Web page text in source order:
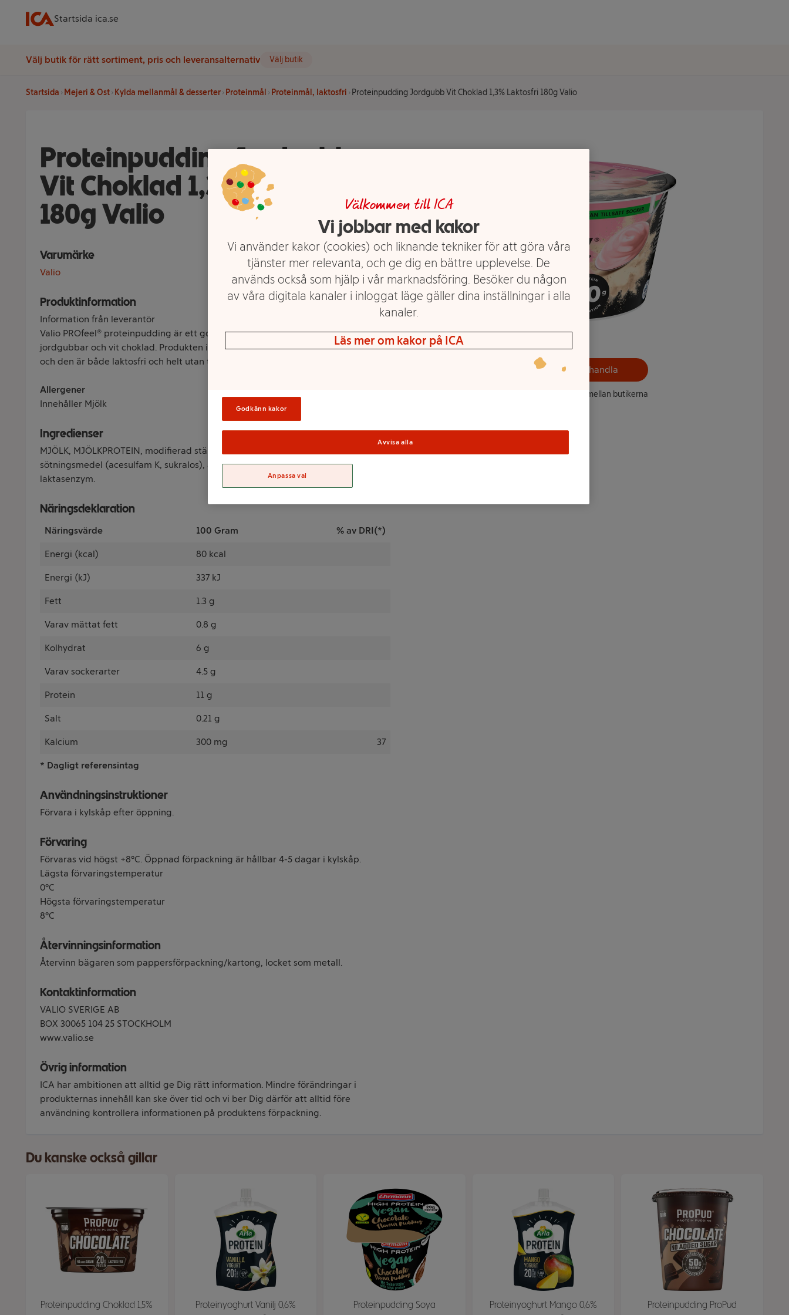
Startsida ica.se
Välj butik för rätt sortiment, pris och leveransalternativ Välj butik
Startsida Mejeri & Ost Kylda mellanmål & desserter Proteinmål Proteinmål, laktosfri Proteinpudding Jordgubb Vit Choklad 1,3% Laktosfri 180g Valio
Proteinpudding Jordgubb
Vit Choklad 1,3% Laktosfri
180g Valio
Varumärke
Valio
Produktinformation
Information från leverantör
Valio PROfeel® proteinpudding är ett gott och krämigt mellanmål med smak av
jordgubbar och vit choklad. Produkten innehåller hela 20g protein/förpackning
och den är både laktosfri och helt utan tillsatt socker.
Allergener
Innehåller Mjölk
Ingredienser
MJÖLK, MJÖLKPROTEIN, modifierad stärkelse, förtjockningsmedel (karragenan),
sötningsmedel (acesulfam K, sukralos), aromer, salt, färgämne (karmin),
laktasenzym.
Näringsdeklaration
Näringsvärde 100 Gram % av DRI(*)
Energi (kcal) 80 kcal
Energi (kJ) 337 kJ
Fett 1.3 g
Varav mättat fett 0.8 g
Kolhydrat 6 g
Varav sockerarter 4.5 g
Protein 11 g
Salt 0.21 g
Kalcium 300 mg 37
* Dagligt referensintag
Användningsinstruktioner
Förvara i kylskåp efter öppning.
Förvaring
Förvaras vid högst +8°C. Öppnad förpackning är hållbar 4-5 dagar i kylskåp.
Lägsta förvaringstemperatur
0°C
Högsta förvaringstemperatur
8°C
Återvinningsinformation
Återvinn bägaren som pappersförpackning/kartong, locket som metall.
Kontaktinformation
VALIO SVERIGE AB
BOX 30065 104 25 STOCKHOLM
www.valio.se
Övrig information
ICA har ambitionen att alltid ge Dig rätt information. Mindre förändringar i
produkternas innehåll kan ske över tid och vi ber Dig därför att alltid före
användning kontrollera informationen på produktens förpackning.
Välj butik och handla
Sortimentet kan variera mellan butikerna
Du kanske också gillar
Proteinpudding Choklad 1,5%
Proteinyoghurt Vanilj 0,6%
Proteinpudding Soya
Proteinyoghurt Mango 0,6%
Proteinpudding ProPud
Välkommen till ICA
Vi jobbar med kakor
Vi använder kakor (cookies) och liknande tekniker för att göra våra
tjänster mer relevanta, och ge dig en bättre upplevelse. De
används också som hjälp i vår marknadsföring. Besöker du någon
av våra digitala kanaler i inloggat läge gäller dina inställningar i alla
kanaler.
Läs mer om kakor på ICA
Godkänn kakor
Avvisa alla
Anpassa val